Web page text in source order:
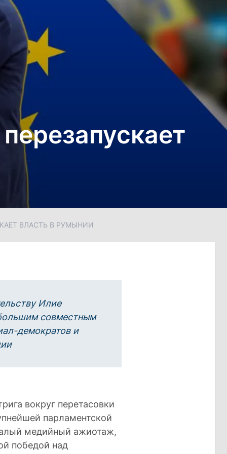
ВЛАСТЬ В РУМЫНИИ
Илие
совместным
демократов и
вокруг перетасовки
парламентской
медийный ажиотаж,
победой над